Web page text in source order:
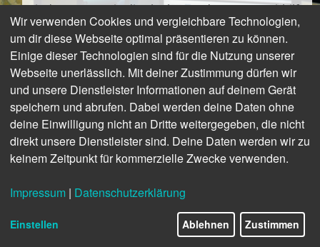
sind so etwas wie die Fluglotsen der Meere. Mithilfe
der digitalen Navigationsplattform Neptune
optimieren sie in ihrem nautischen Zentrum
Sicherheit und Umweltschutz und bieten den Crews
an Bord bei Bedarf Unterstützung an.
Wir verwenden Cookies und vergleichbare Technologien,
um dir diese Webseite optimal präsentieren zu können.
Einige dieser Technologien sind für die Nutzung unserer
Webseite unerlässlich. Mit deiner Zustimmung dürfen wir
und unsere Dienstleister Informationen auf deinem Gerät
speichern und abrufen. Dabei werden deine Daten ohne
deine Einwilligung nicht an Dritte weitergegeben, die nicht
direkt unsere Dienstleister sind. Deine Daten werden wir zu
keinem Zeitpunkt für kommerzielle Zwecke verwenden.
Impressum | Datenschutzerklärung
Einstellen Ablehnen Zustimmen